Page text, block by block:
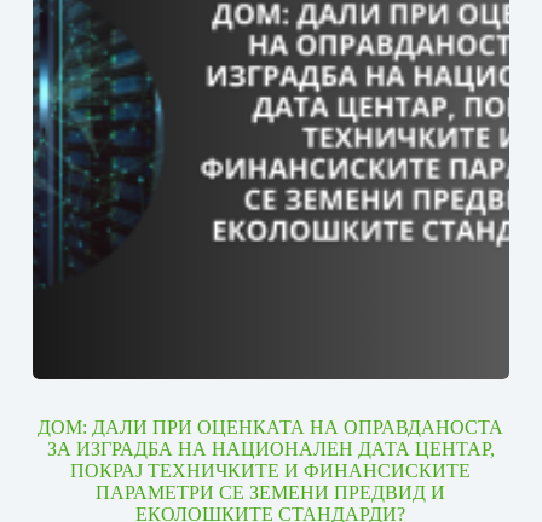
ДОМ: ДАЛИ ПРИ ОЦЕНКАТА НА ОПРАВДАНОСТА
ЗА ИЗГРАДБА НА НАЦИОНАЛЕН ДАТА ЦЕНТАР,
ПОКРАЈ ТЕХНИЧКИТЕ И ФИНАНСИСКИТЕ
ПАРАМЕТРИ СЕ ЗЕМЕНИ ПРЕДВИД И
ЕКОЛОШКИТЕ СТАНДАРДИ?